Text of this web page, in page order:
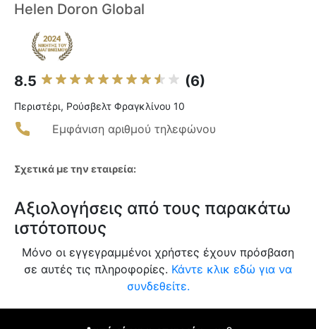
Helen Doron Global
8.5 (6)
Περιστέρι, Ρούσβελτ Φραγκλίνου 10
Εμφάνιση αριθμού τηλεφώνου
Σχετικά με την εταιρεία:
Αξιολογήσεις από τους παρακάτω
ιστότοπους
Μόνο οι εγγεγραμμένοι χρήστες έχουν πρόσβαση
σε αυτές τις πληροφορίες. Κάντε κλικ εδώ για να
συνδεθείτε.